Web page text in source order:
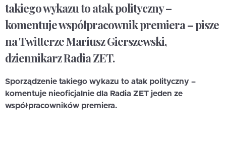
takiego wykazu to atak polityczny –
komentuje współpracownik premiera – pisze
na Twitterze Mariusz Gierszewski,
dziennikarz Radia ZET.
Sporządzenie takiego wykazu to atak polityczny –
komentuje nieoficjalnie dla Radia ZET jeden ze
współpracowników premiera.